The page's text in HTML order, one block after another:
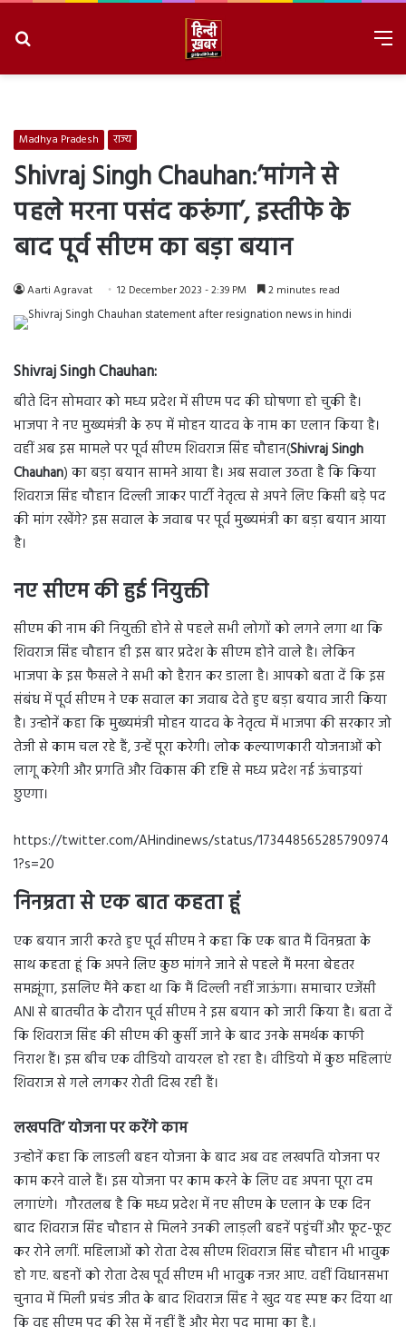
Madhya Pradesh राज्य
Shivraj Singh Chauhan:’मांगने से
पहले मरना पसंद करूंगा’, इस्तीफे के
बाद पूर्व सीएम का बड़ा बयान
Aarti Agravat 12 December 2023 - 2:39 PM 2 minutes read
Shivraj Singh Chauhan:
बीते दिन सोमवार को मध्य प्रदेश में सीएम पद की घोषणा हो चुकी है।
भाजपा ने नए मुख्यमंत्री के रुप में मोहन यादव के नाम का एलान किया है।
वहीं अब इस मामले पर पूर्व सीएम शिवराज सिंह चौहान(Shivraj Singh
Chauhan) का बड़ा बयान सामने आया है। अब सवाल उठता है कि किया
शिवराज सिंह चौहान दिल्ली जाकर पार्टी नेतृत्व से अपने लिए किसी बड़े पद
की मांग रखेंगे? इस सवाल के जवाब पर पूर्व मुख्यमंत्री का बड़ा बयान आया
है।
नए सीएम की हुई नियुक्ती
सीएम की नाम की नियुक्ती होने से पहले सभी लोगों को लगने लगा था कि
शिवराज सिंह चौहान ही इस बार प्रदेश के सीएम होने वाले है। लेकिन
भाजपा के इस फैसले ने सभी को हैरान कर डाला है। आपको बता दें कि इस
संबंध में पूर्व सीएम ने एक सवाल का जवाब देते हुए बड़ा बयाव जारी किया
है। उन्होनें कहा कि मुख्यमंत्री मोहन यादव के नेतृत्व में भाजपा की सरकार जो
तेजी से काम चल रहे हैं, उन्हें पूरा करेगी। लोक कल्याणकारी योजनाओं को
लागू करेगी और प्रगति और विकास की दृष्टि से मध्य प्रदेश नई ऊंचाइयां
छुएगा।
https://twitter.com/AHindinews/status/173448565285790974
1?s=20
निनम्रता से एक बात कहता हूं
एक बयान जारी करते हुए पूर्व सीएम ने कहा कि एक बात मैं विनम्रता के
साथ कहता हूं कि अपने लिए कुछ मांगने जाने से पहले मैं मरना बेहतर
समझूंगा, इसलिए मैंने कहा था कि मैं दिल्ली नहीं जाऊंगा। समाचार एजेंसी
ANI से बातचीत के दौरान पूर्व सीएम ने इस बयान को जारी किया है। बता दें
कि शिवराज सिंह की सीएम की कुर्सी जाने के बाद उनके समर्थक काफी
निराश हैं। इस बीच एक वीडियो वायरल हो रहा है। वीडियो में कुछ महिलाएं
शिवराज से गले लगकर रोती दिख रही हैं।
लखपति’ योजना पर करेंगे काम
उन्होनें कहा कि लाडली बहन योजना के बाद अब वह लखपति योजना पर
काम करने वाले हैं। इस योजना पर काम करने के लिए वह अपना पूरा दम
लगाएंगे। गौरतलब है कि मध्य प्रदेश में नए सीएम के एलान के एक दिन
बाद शिवराज सिंह चौहान से मिलने उनकी लाड़ली बहनें पहुंचीं और फूट-फूट
कर रोने लगीं. महिलाओं को रोता देख सीएम शिवराज सिंह चौहान भी भावुक
हो गए. बहनों को रोता देख पूर्व सीएम भी भावुक नजर आए. वहीं विधानसभा
चुनाव में मिली प्रचंड जीत के बाद शिवराज सिंह ने खुद यह स्पष्ट कर दिया था
कि वह सीएम पद की रेस में नहीं हैं और मेरा पद मामा का है.।